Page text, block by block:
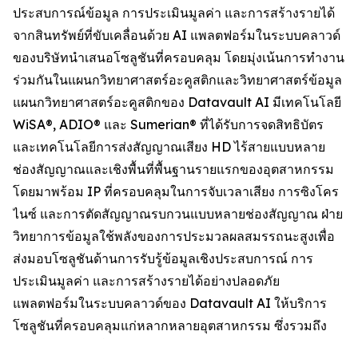
ประสบการณ์ข้อมูล การประเมินมูลค่า และการสร้างรายได้
จากสินทรัพย์ที่ขับเคลื่อนด้วย AI แพลตฟอร์มในระบบคลาวด์
ของบริษัทนำเสนอโซลูชันที่ครอบคลุม โดยมุ่งเน้นการทำงาน
ร่วมกันในแผนกวิทยาศาสตร์อะคูสติกและวิทยาศาสตร์ข้อมูล
แผนกวิทยาศาสตร์อะคูสติกของ Datavault AI มีเทคโนโลยี
WiSA®, ADIO® และ Sumerian® ที่ได้รับการจดสิทธิบัตร
และเทคโนโลยีการส่งสัญญาณเสียง HD ไร้สายแบบหลาย
ช่องสัญญาณและเชิงพื้นที่พื้นฐานรายแรกของอุตสาหกรรม
โดยมาพร้อม IP ที่ครอบคลุมในการจับเวลาเสียง การซิงโคร
ไนซ์ และการตัดสัญญาณรบกวนแบบหลายช่องสัญญาณ ฝ่าย
วิทยาการข้อมูลใช้พลังของการประมวลผลสมรรถนะสูงเพื่อ
ส่งมอบโซลูชันด้านการรับรู้ข้อมูลเชิงประสบการณ์ การ
ประเมินมูลค่า และการสร้างรายได้อย่างปลอดภัย
แพลตฟอร์มในระบบคลาวด์ของ Datavault AI ให้บริการ
โซลูชันที่ครอบคลุมแก่หลากหลายอุตสาหกรรม ซึ่งรวมถึง